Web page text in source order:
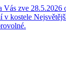
Vás zve 28.5.2026
v kostele